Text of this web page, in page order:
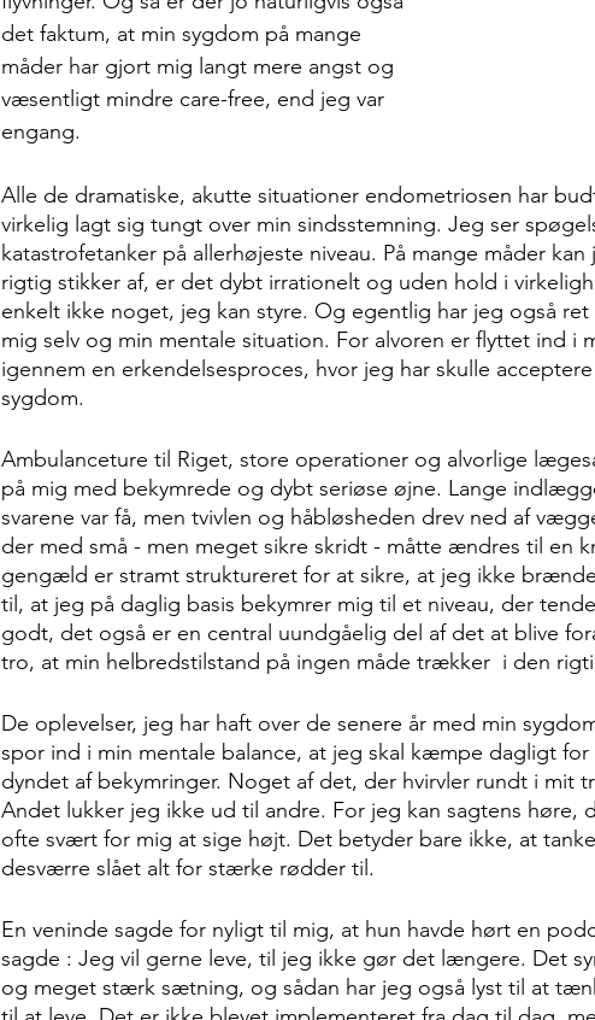
det faktum, at min sygdom på mange
måder har gjort mig langt mere angst og
væsentligt mindre care-free, end jeg var
engang.
Alle de dramatiske, akutte situationer endometriosen har
virkelig lagt sig tungt over min sindsstemning. Jeg ser
katastrofetanker på allerhøjeste niveau. På mange måder
rigtig stikker af, er det dybt irrationelt og uden hold i
enkelt ikke noget, jeg kan styre. Og egentlig har jeg også
mig selv og min mentale situation. For alvoren er flyttet ind i
igennem en erkendelsesproces, hvor jeg har skulle
sygdom.
Ambulanceture til Riget, store operationer og alvorlige
på mig med bekymrede og dybt seriøse øjne. Lange
svarene var få, men tvivlen og håbløsheden drev ned af
der med små - men meget sikre skridt - måtte ændres til en
gengæld er stramt struktureret for at sikre, at jeg ikke
til, at jeg på daglig basis bekymrer mig til et niveau, der
godt, det også er en central uundgåelig del af det at blive
tro, at min helbredstilstand på ingen måde trækker  i den
De oplevelser, jeg har haft over de senere år med min
spor ind i min mentale balance, at jeg skal kæmpe dagligt
dyndet af bekymringer. Noget af det, der hvirvler rundt i mit
Andet lukker jeg ikke ud til andre. For jeg kan sagtens høre,
ofte svært for mig at sige højt. Det betyder bare ikke, at
desværre slået alt for stærke rødder til.
En veninde sagde for nyligt til mig, at hun havde hørt en
sagde : Jeg vil gerne leve, til jeg ikke gør det længere. Det
og meget stærk sætning, og sådan har jeg også lyst til at